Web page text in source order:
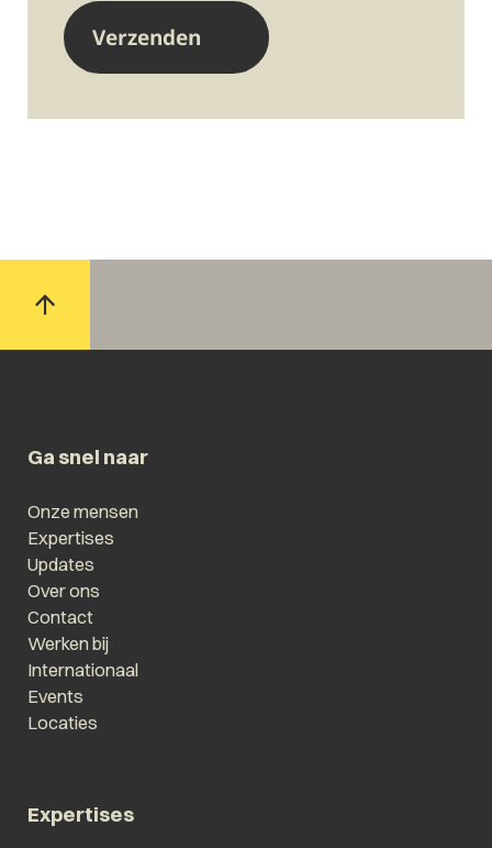
Ga snel naar
Onze mensen
Expertises
Updates
Over ons
Contact
Werken bij
Internationaal
Events
Locaties
Expertises